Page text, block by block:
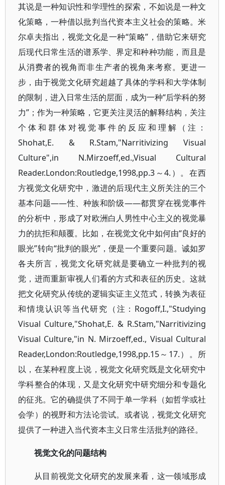
其说是一种知识性和学理性的探索，不如说是一种文
化策略，一种借以批判当代资本主义社会的策略。米
尔卓夫指出，视觉文化是一种“策略”，借助它来研究
后现代日常生活的谱系学、界定和种种功能，而且是
从消费者的视角而非生产者的视角来考察。更进一
步，由于视觉文化研究超越了具体的学科和大学体制
的限制，进入日常生活的层面，成为一种“后学科的努
力”；作为一种策略，它更关注灵活的解释结构，关注
个体和群体对视觉事件的反应和理解（注：
Shohat,E. & R.Stam,"Narritivizing Visual
Culture",in N.Mirzoeff,ed.,Visual Cultural
Reader.London:Routledge,1998,pp.3～4.）。在西
方视觉文化研究中，激进的后现代主义所关注的三个
基本问题——性、种族和阶级——都贯穿在视觉事件
的分析中，形成了对欧洲白人男性中心主义的视觉暴
力的抗拒和颠覆。比如，在视觉文化中如何由“良好的
眼光”转向“批判的眼光”，便是一个重要问题。诚如罗
各夫所言，视觉文化研究就是要确立一种批判的视
觉，进而重新审视人们看的方式和表征的历史。这就
把文化研究从传统的逻辑实证主义范式，转换为表征
和情境认识等当代研究（注：Rogoff,I.,"Studying
Visual Culture,"Shohat,E. & R.Stam,"Narritivizing
Visual Culture,"in N. Mirzoeff,ed., Visual Cultural
Reader,London:Routledge,1998,pp.15～17.）。所
以，在某种程度上说，视觉文化研究既是文化研究中
学科整合的体现，又是文化研究中研究细分和专题化
的征兆。它的确提供了不同于单一学科（如哲学或社
会学）的视野和方法论尝试。或者说，视觉文化研究
提供了一种进入当代资本主义日常生活批判的路径。
视觉文化的问题结构
从目前视觉文化研究的发展来看，这一领域形成